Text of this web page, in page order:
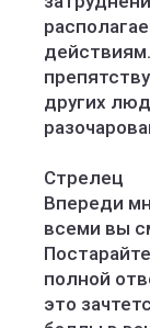
других
Стрелец
Впереди
всеми вы
полной
это